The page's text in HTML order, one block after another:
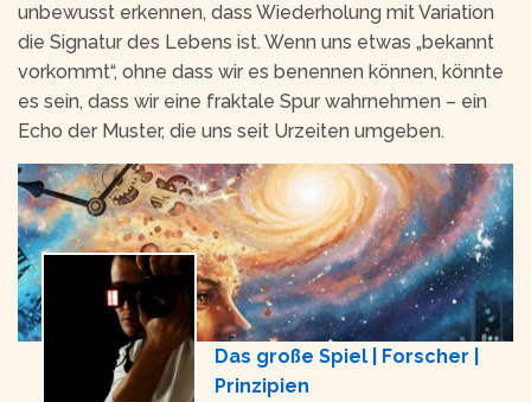
unbewusst erkennen, dass Wiederholung mit Variation
die Signatur des Lebens ist. Wenn uns etwas „bekannt
vorkommt“, ohne dass wir es benennen können, könnte
es sein, dass wir eine fraktale Spur wahrnehmen – ein
Echo der Muster, die uns seit Urzeiten umgeben.
Das große Spiel | Forscher |
Prinzipien